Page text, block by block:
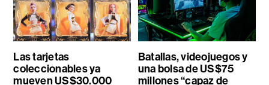
Las tarjetas
coleccionables ya
mueven US$30.000
Batallas, videojuegos y
una bolsa de US$75
millones “capaz de